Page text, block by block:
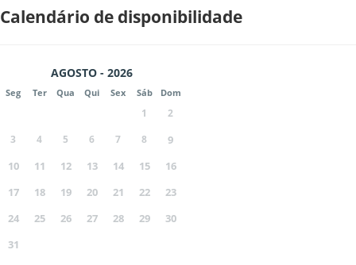
Calendário de disponibilidade
AGOSTO - 2026
Seg Ter Qua Qui Sex Sáb Dom
1
2
3
4 5 6 7 8
9
10
11 12 13 14 15
16
17
18 19 20 21 22
23
24
25 26 27 28 29
30
31